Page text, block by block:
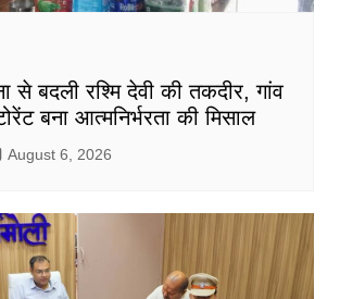
से बदली रश्मि देवी की तकदीर, गांव
बना आत्मनिर्भरता की मिसाल
August 6, 2026